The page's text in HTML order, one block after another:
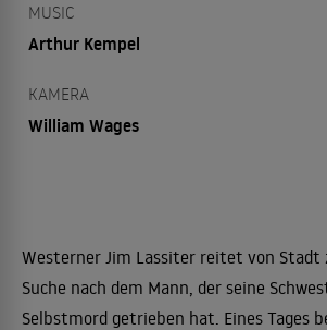
MUSIC
Arthur Kempel
KAMERA
William Wages
Westerner Jim Lassiter reitet von Stadt
Suche nach dem Mann, der seine
Selbstmord getrieben hat. Eines Tages